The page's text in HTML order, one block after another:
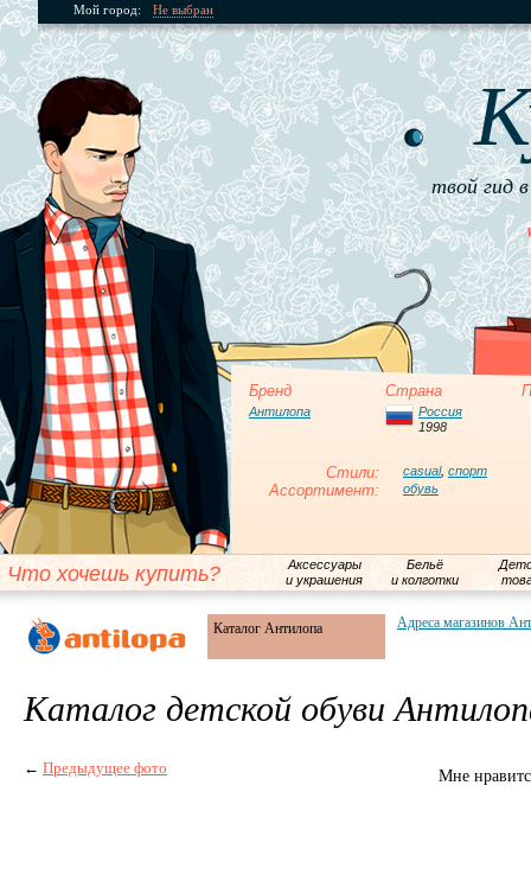
Мой город: Не выбран
твой гид
Бренд Страна
Антилопа
Россия
1998
Стили: casual, спорт
Ассортимент: обувь
Что хочешь купить?
Аксессуары
и украшения
Бельё
и колготки
Каталог Антилопа Адреса магазинов
Каталог детской обуви
← Предыдущее фото Мне